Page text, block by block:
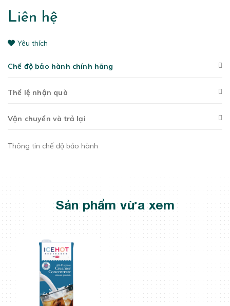
Liên hệ
Yêu thích
Chế độ bảo hành chính hãng
Thể lệ nhận quà
Vận chuyển và trả lại
Thông tin chế độ bảo hành
Sản phẩm vừa xem